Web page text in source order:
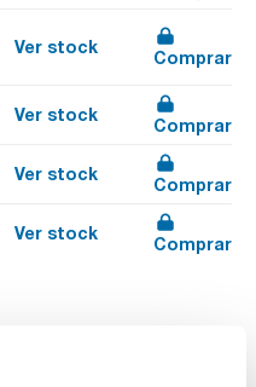
Ver stock
Comprar
Ver stock
Comprar
Ver stock
Comprar
Ver stock
Comprar